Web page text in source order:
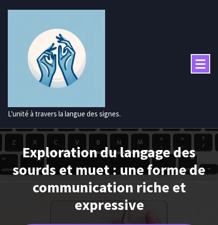
L'unité à travers la langue des signes.
Exploration du langage des
sourds et muet : une forme de
communication riche et
expressive